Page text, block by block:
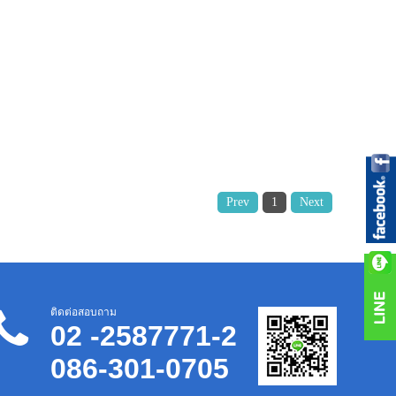
Prev 1 Next
ติดต่อสอบถาม
02 -2587771-2
086-301-0705